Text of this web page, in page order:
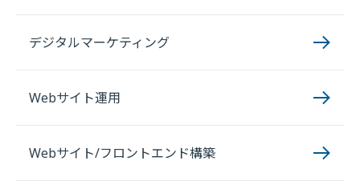
デジタルマーケティング
Webサイト運用
Webサイト/フロントエンド構築